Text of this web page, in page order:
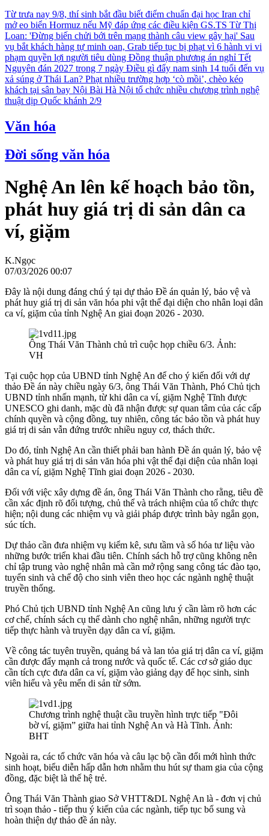
Từ trưa nay 9/8, thí sinh bắt đầu biết điểm chuẩn đại học Iran chỉ
mở eo biển Hormuz nếu Mỹ đáp ứng các điều kiện GS.TS Từ Thị
Loan: 'Đừng biến chửi bới trên mạng thành câu view gây hại' Sau
vụ bắt khách hàng tự minh oan, Grab tiếp tục bị phạt vì 6 hành vi vi
phạm quyền lợi người tiêu dùng Đồng thuận phương án nghỉ Tết
Nguyên đán 2027 trong 7 ngày Điều gì đẩy nam sinh 14 tuổi đến vụ
xả súng ở Thái Lan? Phạt nhiều trường hợp ‘cò mồi’, chèo kéo
khách tại sân bay Nội Bài Hà Nội tổ chức nhiều chương trình nghệ
thuật dịp Quốc khánh 2/9
Văn hóa
Đời sống văn hóa
Nghệ An lên kế hoạch bảo tồn,
phát huy giá trị di sản dân ca
ví, giặm
K.Ngọc
07/03/2026 00:07
Đây là nội dung đáng chú ý tại dự thảo Đề án quản lý, bảo vệ và
phát huy giá trị di sản văn hóa phi vật thể đại diện cho nhân loại dân
ca ví, giặm của tỉnh Nghệ An giai đoạn 2026 - 2030.
Ông Thái Văn Thành chủ trì cuộc họp chiều 6/3. Ảnh:
VH
Tại cuộc họp của UBND tỉnh Nghệ An để cho ý kiến đối với dự
thảo Đề án này chiều ngày 6/3, ông Thái Văn Thành, Phó Chủ tịch
UBND tỉnh nhấn mạnh, từ khi dân ca ví, giặm Nghệ Tĩnh được
UNESCO ghi danh, mặc dù đã nhận được sự quan tâm của các cấp
chính quyền và cộng đồng, tuy nhiên, công tác bảo tồn và phát huy
giá trị di sản vẫn đứng trước nhiều nguy cơ, thách thức.
Do đó, tỉnh Nghệ An cần thiết phải ban hành Đề án quản lý, bảo vệ
và phát huy giá trị di sản văn hóa phi vật thể đại diện của nhân loại
dân ca ví, giặm Nghệ Tĩnh giai đoạn 2026 - 2030.
Đối với việc xây dựng đề án, ông Thái Văn Thành cho rằng, tiêu đề
cần xác định rõ đối tượng, chủ thể và trách nhiệm của tổ chức thực
hiện; nội dung các nhiệm vụ và giải pháp được trình bày ngắn gọn,
súc tích.
Dự thảo cần đưa nhiệm vụ kiểm kê, sưu tầm và số hóa tư liệu vào
những bước triển khai đầu tiên. Chính sách hỗ trợ cũng không nên
chỉ tập trung vào nghệ nhân mà cần mở rộng sang công tác đào tạo,
tuyển sinh và chế độ cho sinh viên theo học các ngành nghệ thuật
truyền thống.
Phó Chủ tịch UBND tỉnh Nghệ An cũng lưu ý cần làm rõ hơn các
cơ chế, chính sách cụ thể dành cho nghệ nhân, những người trực
tiếp thực hành và truyền dạy dân ca ví, giặm.
Về công tác tuyên truyền, quảng bá và lan tỏa giá trị dân ca ví, giặm
cần được đẩy mạnh cả trong nước và quốc tế. Các cơ sở giáo dục
cần tích cực đưa dân ca ví, giặm vào giảng dạy để học sinh, sinh
viên hiểu và yêu mến di sản từ sớm.
Chương trình nghệ thuật cầu truyền hình trực tiếp "Đôi
bờ ví, giặm” giữa hai tỉnh Nghệ An và Hà Tĩnh. Ảnh:
BHT
Ngoài ra, các tổ chức văn hóa và câu lạc bộ cần đổi mới hình thức
sinh hoạt, biểu diễn hấp dẫn hơn nhằm thu hút sự tham gia của cộng
đồng, đặc biệt là thế hệ trẻ.
Ông Thái Văn Thành giao Sở VHTT&DL Nghệ An là - đơn vị chủ
trì soạn thảo - tiếp thu ý kiến của các ngành, tiếp tục bổ sung và
hoàn thiện dự thảo đề án này.